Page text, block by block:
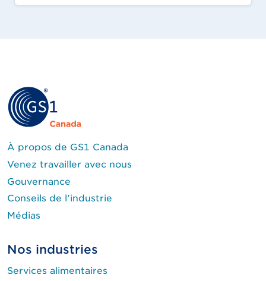
À propos de GS1 Canada
Venez travailler avec nous
Gouvernance
Conseils de l'industrie
Médias
Nos industries
Services alimentaires